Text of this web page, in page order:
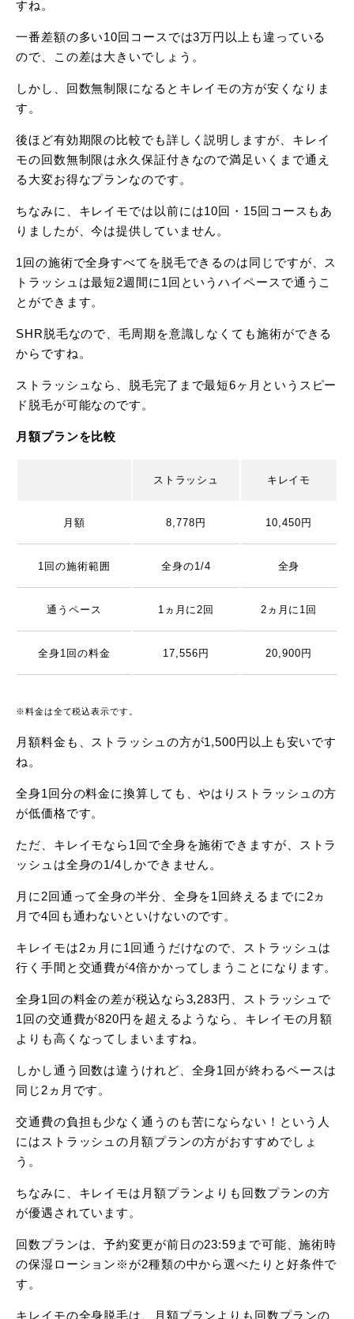
すね。
一番差額の多い10回コースでは3万円以上も違っている
ので、この差は大きいでしょう。
しかし、回数無制限になるとキレイモの方が安くなりま
す。
後ほど有効期限の比較でも詳しく説明しますが、キレイ
モの回数無制限は永久保証付きなので満足いくまで通え
る大変お得なプランなのです。
ちなみに、キレイモでは以前には10回・15回コースもあ
りましたが、今は提供していません。
1回の施術で全身すべてを脱毛できるのは同じですが、ス
トラッシュは最短2週間に1回というハイペースで通うこ
とができます。
SHR脱毛なので、毛周期を意識しなくても施術ができる
からですね。
ストラッシュなら、脱毛完了まで最短6ヶ月というスピー
ド脱毛が可能なのです。
月額プランを比較
ストラッシュ キレイモ
月額 8,778円 10,450円
1回の施術範囲 全身の1/4 全身
通うペース 1ヵ月に2回 2ヵ月に1回
全身1回の料金 17,556円 20,900円
※料金は全て税込表示です。
月額料金も、ストラッシュの方が1,500円以上も安いです
ね。
全身1回分の料金に換算しても、やはりストラッシュの方
が低価格です。
ただ、キレイモなら1回で全身を施術できますが、ストラ
ッシュは全身の1/4しかできません。
月に2回通って全身の半分、全身を1回終えるまでに2ヵ
月で4回も通わないといけないのです。
キレイモは2ヵ月に1回通うだけなので、ストラッシュは
行く手間と交通費が4倍かかってしまうことになります。
全身1回の料金の差が税込なら3,283円、ストラッシュで
1回の交通費が820円を超えるようなら、キレイモの月額
よりも高くなってしまいますね。
しかし通う回数は違うけれど、全身1回が終わるペースは
同じ2ヵ月です。
交通費の負担も少なく通うのも苦にならない！という人
にはストラッシュの月額プランの方がおすすめでしょ
う。
ちなみに、キレイモは月額プランよりも回数プランの方
が優遇されています。
回数プランは、予約変更が前日の23:59まで可能、施術時
の保湿ローション※が2種類の中から選べたりと好条件で
す。
キレイモの全身脱毛は、月額プランよりも回数プランの